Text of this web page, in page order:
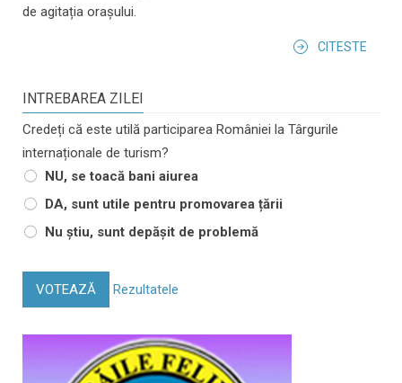
de agitația orașului.
CITESTE
INTREBAREA ZILEI
Credeți că este utilă participarea României la Târgurile
internaționale de turism?
NU, se toacă bani aiurea
DA, sunt utile pentru promovarea țării
Nu știu, sunt depășit de problemă
VOTEAZĂ Rezultatele